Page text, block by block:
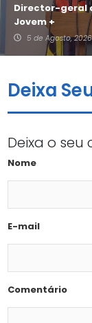
Director-geral
Jovem +
5 de Agosto, 2026
Deixa
Deixa o
Nome
E-mail
Comentário